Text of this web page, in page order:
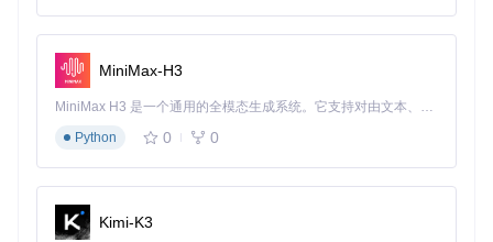
三、价值验证：三大应用场景深度剖析
3.1 地方志批量下载
：需要手动处理每个页面的URL，下载后需人工排
序，耗时且易出错。bookget方案：使用内置的app/queue.g
任务队列系统，支持批量添加URL，自动按卷册顺序下载并
3.2 日韩古籍专题研究
MiniMax-H3
MiniMax H3 是一个通用的全模态生成系统。它支持对由文本、图像、视频和音频组成的多模态上下文进行统一理解，并能生成分辨率高达 2K、时长可达 15 秒的带原生立体声音频的视频。得益于面向任务泛化的系统设计，H3 在预训练阶段就已具备广泛的多模态上下文理解与生成能力，能够出色地执行复杂的多模态指令。
Python
0 0
Kimi-K3